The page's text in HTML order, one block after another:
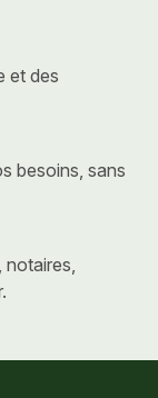
et des
besoins, sans
notaires,